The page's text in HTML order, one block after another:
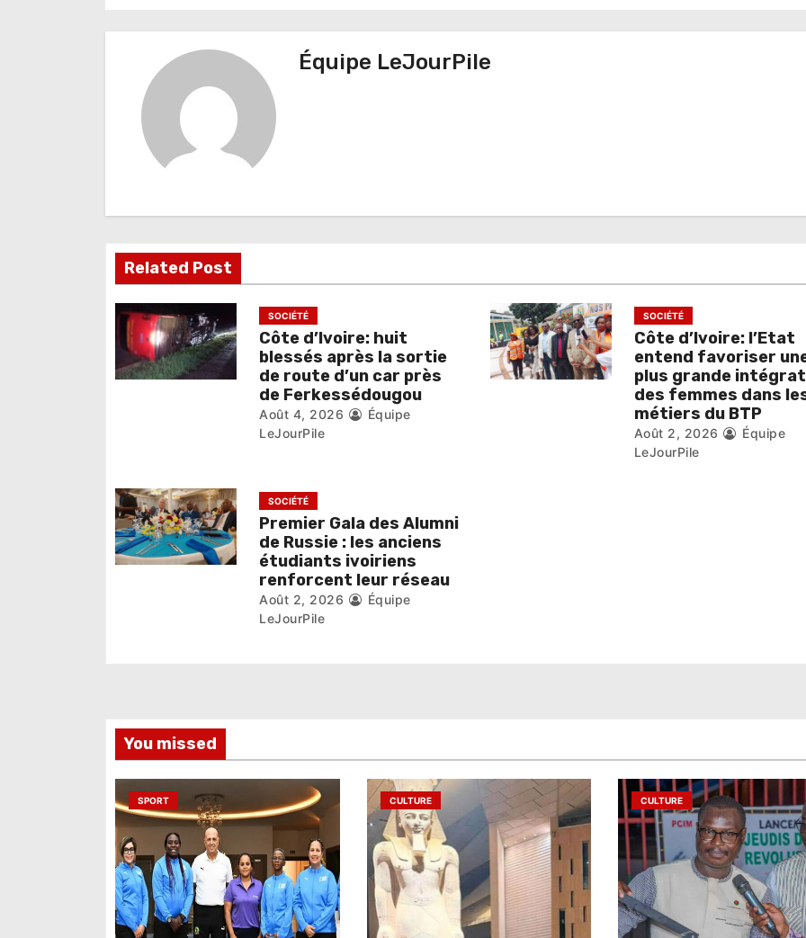
o
n
d
e
l
t
i
c
Équipe LeJourPile
Related Post
SOCIÉTÉ
Côte d’Ivoire: huit
blessés après la sortie
de route d’un car près
de Ferkessédougou
Août 4, 2026
Équipe
LeJourPile
SOCIÉTÉ
Côte d’Ivoire: l’Etat
entend favoriser
plus grande
des femmes dans
métiers du BTP
Août 2, 2026
Équipe
LeJourPile
SOCIÉTÉ
Premier Gala des Alumni
de Russie : les anciens
étudiants ivoiriens
renforcent leur réseau
Août 2, 2026
Équipe
LeJourPile
You missed
SPORT CULTURE CULTURE